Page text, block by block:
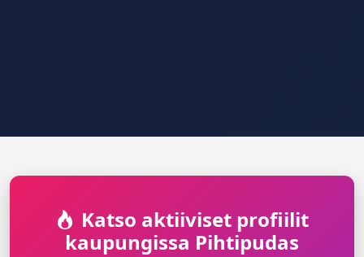
Katso aktiiviset profiilit
kaupungissa Pihtipudas